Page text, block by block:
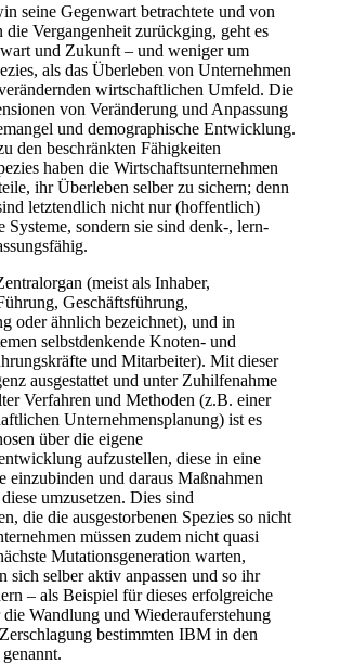
seine Gegenwart betrachtete und von
die Vergangenheit zurückging, geht es
und Zukunft – und weniger um
als das Überleben von Unternehmen
wirtschaftlichen Umfeld. Die
von Veränderung und Anpassung
und demographische Entwicklung.
den beschränkten Fähigkeiten
haben die Wirtschaftsunternehmen
ihr Überleben selber zu sichern; denn
letztendlich nicht nur (hoffentlich)
Systeme, sondern sie sind denk-, lern-
(meist als Inhaber,
Geschäftsführung,
oder ähnlich bezeichnet), und in
selbstdenkende Knoten- und
und Mitarbeiter). Mit dieser
ausgestattet und unter Zuhilfenahme
Verfahren und Methoden (z.B. einer
Unternehmensplanung) ist es
über die eigene
aufzustellen, diese in eine
einzubinden und daraus Maßnahmen
umzusetzen. Dies sind
die die ausgestorbenen Spezies so nicht
müssen zudem nicht quasi
Mutationsgeneration warten,
sich selber aktiv anpassen und so ihr
– als Beispiel für dieses erfolgreiche
Wandlung und Wiederauferstehung
bestimmten IBM in den